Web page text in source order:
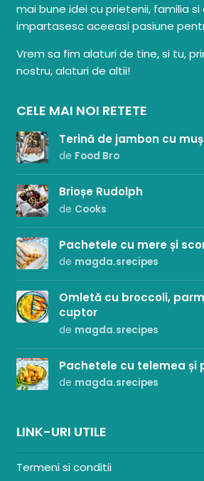
mai bune idei cu prietenii, familia
impartasesc aceeasi pasiune
Vrem sa fim alaturi de tine, si tu,
nostru, alaturi de altii!
CELE MAI NOI RETETE
Terină de jambon cu
de Food Bro
Brioșe Rudolph
de Cooks
Pachetele cu mere și
de magda.srecipes
Omletă cu broccoli,
cuptor
de magda.srecipes
Pachetele cu telemea și
de magda.srecipes
LINK-URI UTILE
Termeni si conditii